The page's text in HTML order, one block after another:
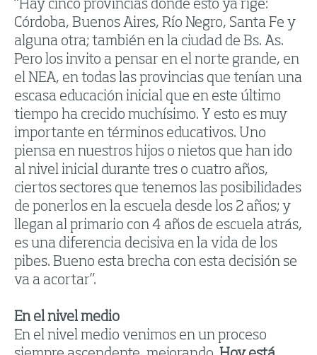
“Hay cinco provincias donde esto ya rige:
Córdoba, Buenos Aires, Río Negro, Santa Fe y
alguna otra; también en la ciudad de Bs. As.
Pero los invito a pensar en el norte grande, en
el NEA, en todas las provincias que tenían una
escasa educación inicial que en este último
tiempo ha crecido muchísimo. Y esto es muy
importante en términos educativos. Uno
piensa en nuestros hijos o nietos que han ido
al nivel inicial durante tres o cuatro años,
ciertos sectores que tenemos las posibilidades
de ponerlos en la escuela desde los 2 años; y
llegan al primario con 4 años de escuela atrás,
es una diferencia decisiva en la vida de los
pibes. Bueno esta brecha con esta decisión se
va a acortar”.
En el nivel medio
En el nivel medio venimos en un proceso